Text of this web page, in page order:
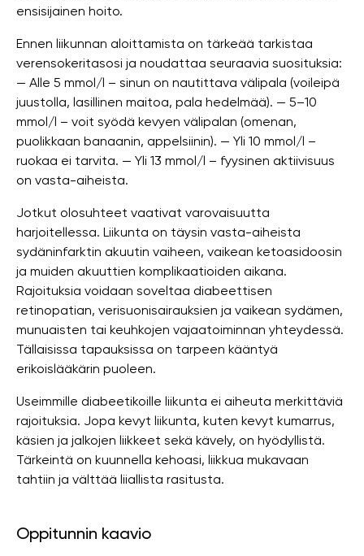
ensisijainen hoito.
Ennen liikunnan aloittamista on tärkeää tarkistaa
verensokeritasosi ja noudattaa seuraavia suosituksia:
— Alle 5 mmol/l – sinun on nautittava välipala (voileipä
juustolla, lasillinen maitoa, pala hedelmää). — 5–10
mmol/l – voit syödä kevyen välipalan (omenan,
puolikkaan banaanin, appelsiinin). — Yli 10 mmol/l –
ruokaa ei tarvita. — Yli 13 mmol/l – fyysinen aktiivisuus
on vasta-aiheista.
Jotkut olosuhteet vaativat varovaisuutta
harjoitellessa. Liikunta on täysin vasta-aiheista
sydäninfarktin akuutin vaiheen, vaikean ketoasidoosin
ja muiden akuuttien komplikaatioiden aikana.
Rajoituksia voidaan soveltaa diabeettisen
retinopatian, verisuonisairauksien ja vaikean sydämen,
munuaisten tai keuhkojen vajaatoiminnan yhteydessä.
Tällaisissa tapauksissa on tarpeen kääntyä
erikoislääkärin puoleen.
Useimmille diabeetikoille liikunta ei aiheuta merkittäviä
rajoituksia. Jopa kevyt liikunta, kuten kevyt kumarrus,
käsien ja jalkojen liikkeet sekä kävely, on hyödyllistä.
Tärkeintä on kuunnella kehoasi, liikkua mukavaan
tahtiin ja välttää liiallista rasitusta.
Oppitunnin kaavio